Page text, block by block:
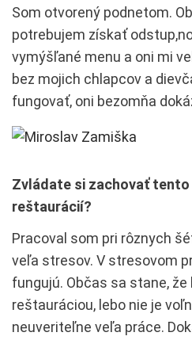
Som otvorený podnetom.
potrebujem získať
vymýšľané menu a oni mi
bez mojich chlapcov a
fungovať, oni bezomňa
Zvládate si zachovať
reštaurácií?
Pracoval som pri rôznych
veľa stresov. V stresovom
fungujú. Občas sa stane,
reštauráciou, lebo nie je
neuveriteľne veľa práce.